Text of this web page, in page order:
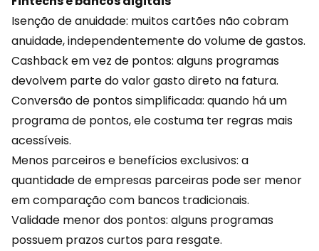
Isenção de anuidade: muitos cartões não cobram
anuidade, independentemente do volume de gastos.
Cashbackem vez de pontos: alguns programas
devolvem parte do valor gasto direto na fatura.
Conversão de pontos simplificada: quando há um
programa de pontos, ele costuma ter regras mais
acessíveis.
Menos parceiros e benefícios exclusivos: a
quantidade de empresas parceiras pode ser menor
em comparação com bancos tradicionais.
Validade menor dos pontos: alguns programas
possuem prazos curtos para resgate.